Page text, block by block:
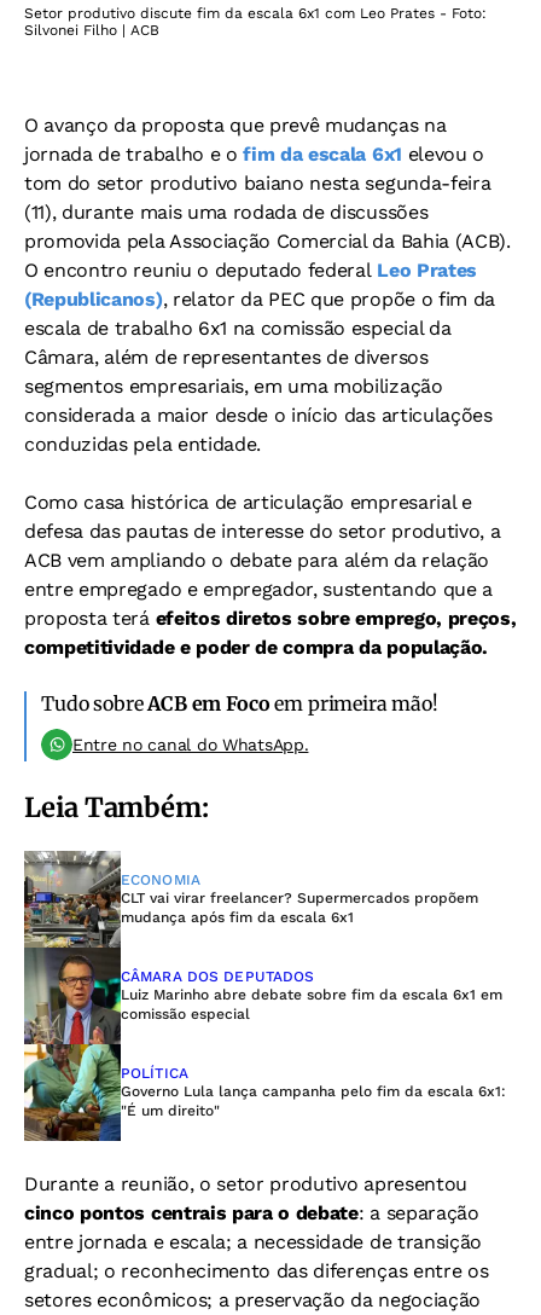
Setor produtivo discute fim da escala 6x1 com Leo Prates - Foto:
Silvonei Filho | ACB
O avanço da proposta que prevê mudanças na
jornada de trabalho e ofim da escala 6x1 elevou o
tom do setor produtivo baiano nesta segunda-feira
(11), durante mais uma rodada de discussões
promovida pela Associação Comercial da Bahia (ACB).
O encontro reuniu o deputado federal Leo Prates
(Republicanos), relator da PEC que propõe o fim da
escala de trabalho 6x1 na comissão especial da
Câmara, além de representantes de diversos
segmentos empresariais, em uma mobilização
considerada a maior desde o início das articulações
conduzidas pela entidade.
Como casa histórica de articulação empresarial e
defesa das pautas de interesse do setor produtivo, a
ACB vem ampliando o debate para além da relação
entre empregado e empregador, sustentando que a
proposta terá efeitos diretos sobre emprego, preços,
competitividade e poder de compra da população.
Tudo sobreACB em Foco em primeira mão!
Entre no canal do WhatsApp.
Leia Também:
ECONOMIA
CLT vai virar freelancer? Supermercados propõem
mudança após fim da escala 6x1
CÂMARA DOS DEPUTADOS
Luiz Marinho abre debate sobre fim da escala 6x1 em
comissão especial
POLÍTICA
Governo Lula lança campanha pelo fim da escala 6x1:
"É um direito"
Durante a reunião, o setor produtivo apresentou
cinco pontos centrais para o debate: a separação
entre jornada e escala; a necessidade de transição
gradual; o reconhecimento das diferenças entre os
setores econômicos; a preservação da negociação